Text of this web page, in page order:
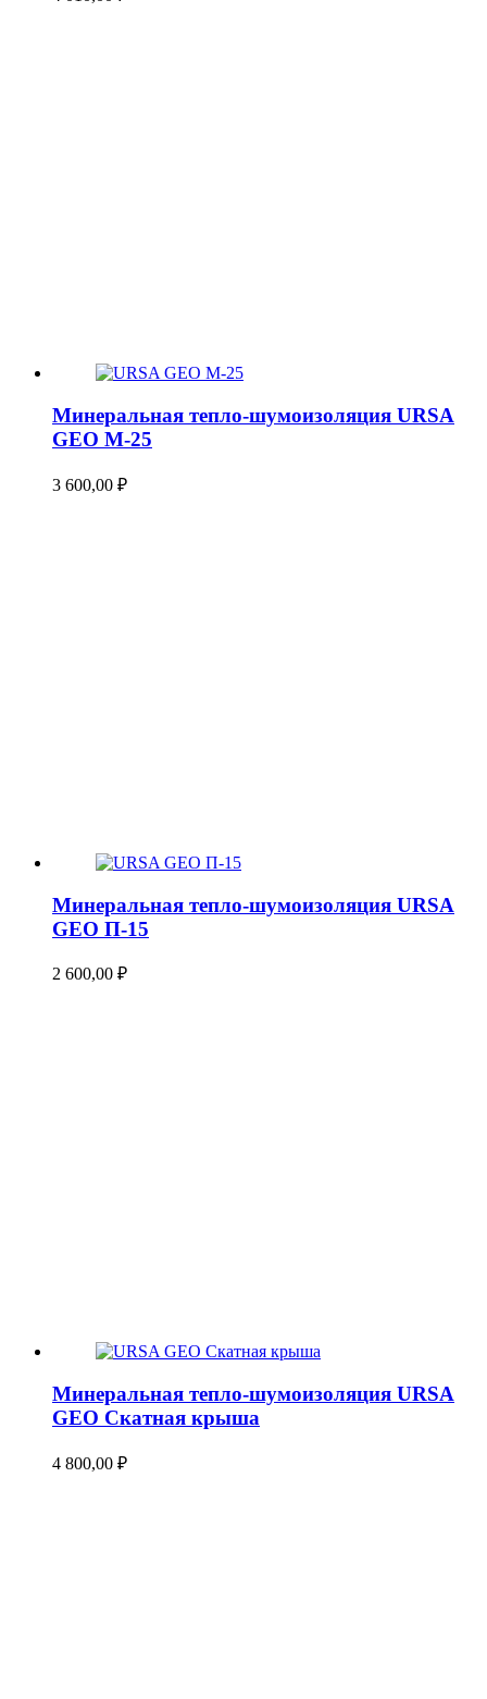
Минеральная тепло-шумоизоляция URSA
GEO М-25
3 600,00 ₽
Минеральная тепло-шумоизоляция URSA
GEO П-15
2 600,00 ₽
Минеральная тепло-шумоизоляция URSA
GEO Скатная крыша
4 800,00 ₽